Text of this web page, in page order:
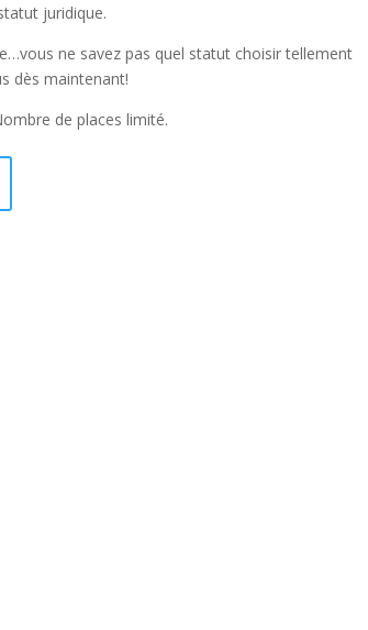
juridique.
ne savez pas quel statut choisir tellement
dès maintenant!
de places limité.